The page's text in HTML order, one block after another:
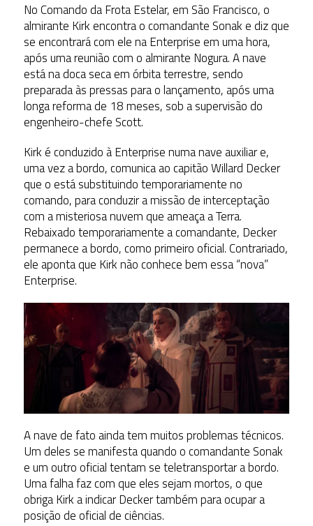
No Comando da Frota Estelar, em São Francisco, o
almirante Kirk encontra o comandante Sonak e diz que
se encontrará com ele na Enterprise em uma hora,
após uma reunião com o almirante Nogura. A nave
está na doca seca em órbita terrestre, sendo
preparada às pressas para o lançamento, após uma
longa reforma de 18 meses, sob a supervisão do
engenheiro-chefe Scott.
Kirk é conduzido à Enterprise numa nave auxiliar e,
uma vez a bordo, comunica ao capitão Willard Decker
que o está substituindo temporariamente no
comando, para conduzir a missão de interceptação
com a misteriosa nuvem que ameaça a Terra.
Rebaixado temporariamente a comandante, Decker
permanece a bordo, como primeiro oficial. Contrariado,
ele aponta que Kirk não conhece bem essa “nova”
Enterprise.
A nave de fato ainda tem muitos problemas técnicos.
Um deles se manifesta quando o comandante Sonak
e um outro oficial tentam se teletransportar a bordo.
Uma falha faz com que eles sejam mortos, o que
obriga Kirk a indicar Decker também para ocupar a
posição de oficial de ciências.